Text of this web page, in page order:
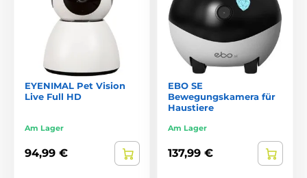
EYENIMAL Pet Vision
Live Full HD
Am Lager
94,99 €
EBO SE
Bewegungskamera für
Haustiere
Am Lager
137,99 €